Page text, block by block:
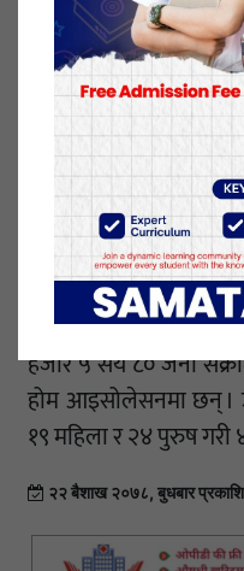
बसेको बैठकले एउटा
छ । ‘उपमहानगरमा
हौं,’ उपमहानगरका
रिजालले भने, ‘धेरै
अर्को एम्बुलेन्स भयो
उपमहानगरले भेरी
मन्दिरमा तत्काल थप
गरेको प्रवक्ता रिजालले
स्वास्थ्य शाखा प्रमुख
हजार ५ सय ८० जना
होम आइसोलेसनमा छन् ।
१९ महिला र २४ पुरुष
२२ बैशाख २०७८, बुधबार